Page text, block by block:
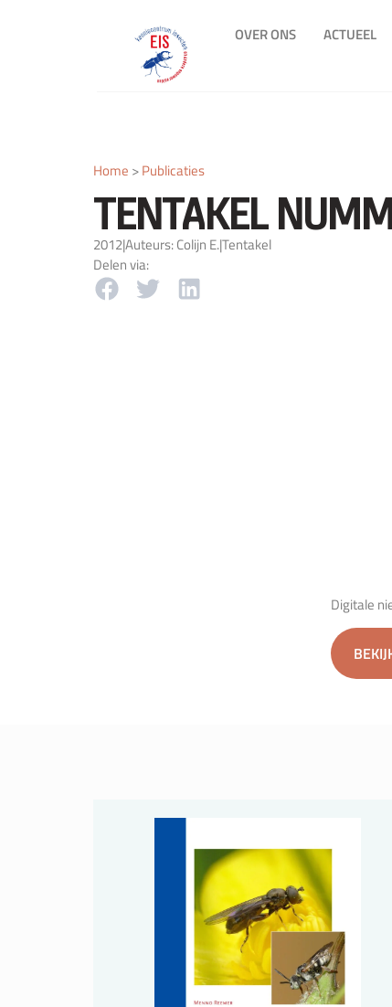
OVER ONS ACTUEEL
Home >Publicaties
TENTAKEL
2012|Auteurs: Colijn E.|Tentakel
Delen via:
Digitale